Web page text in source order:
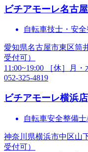
ビチアモーレ名古
自転車技士・安
愛知県名古屋市東区
受付可）
11:00~19:00 ［休］月・
052-325-4819
ビチアモーレ横浜店
自転車安全整備
神奈川県横浜市中区
受付可）